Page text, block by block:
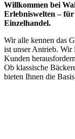
Willkommen bei
Erlebniswelten –
Einzelhandel.
Wir alle kennen das
ist unser Antrieb. Wir
Kunden
Ob klassische
bieten Ihnen die